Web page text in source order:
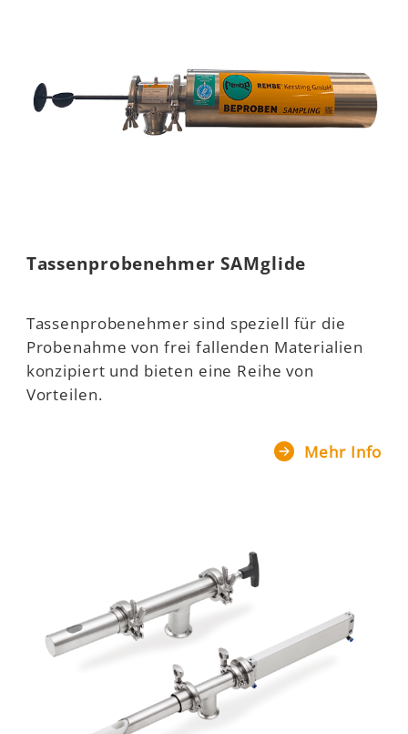
Tassenprobenehmer SAMglide
Tassenprobenehmer sind speziell für die
Probenahme von frei fallenden Materialien
konzipiert und bieten eine Reihe von
Vorteilen.
Mehr Info